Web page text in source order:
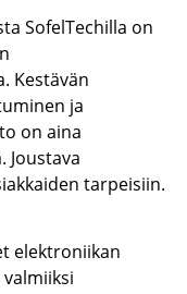
SofelTechilla on
Kestävän
ja
on aina
Joustava
tarpeisiin.
elektroniikan